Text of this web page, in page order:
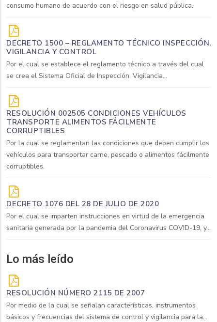
consumo humano de acuerdo con el riesgo en salud pública.
DECRETO 1500 – REGLAMENTO TÉCNICO INSPECCIÓN,
VIGILANCIA Y CONTROL
Por el cual se establece el reglamento técnico a través del cual
se crea el Sistema Oficial de Inspección, Vigilancia...
RESOLUCIÓN 002505 CONDICIONES VEHÍCULOS
TRANSPORTE ALIMENTOS FÁCILMENTE
CORRUPTIBLES
Por la cual se reglamentan las condiciones que deben cumplir los
vehículos para transportar carne, pescado o alimentos fácilmente
corruptibles.
DECRETO 1076 DEL 28 DE JULIO DE 2020
Por el cual se imparten instrucciones en virtud de la emergencia
sanitaria generada por la pandemia del Coronavirus COVID-19, y...
Lo más leído
RESOLUCIÓN NÚMERO 2115 DE 2007
Por medio de la cual se señalan características, instrumentos
básicos y frecuencias del sistema de control y vigilancia para la...